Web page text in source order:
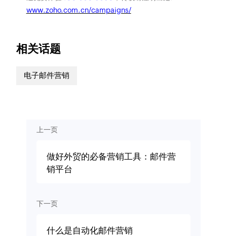
www.zoho.com.cn/campaigns/
相关话题
电子邮件营销
上一页
做好外贸的必备营销工具：邮件营
销平台
下一页
什么是自动化邮件营销